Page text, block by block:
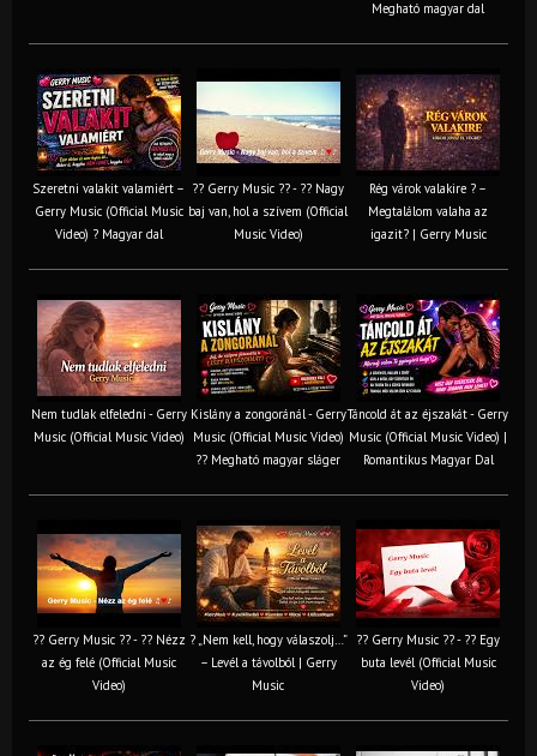
Megható magyar dal
Szeretni valakit valamiért –
Gerry Music (Official Music
Video) ? Magyar dal
?? Gerry Music ?? - ?? Nagy
baj van, hol a szívem (Official
Music Video)
Rég várok valakire ? –
Megtalálom valaha az
igazit? | Gerry Music
Nem tudlak elfeledni - Gerry
Music (Official Music Video)
Kislány a zongoránál - Gerry
Music (Official Music Video)
?? Megható magyar sláger
Táncold át az éjszakát - Gerry
Music (Official Music Video) |
Romantikus Magyar Dal
?? Gerry Music ?? - ?? Nézz
az ég felé (Official Music
Video)
? „Nem kell, hogy válaszolj…”
– Levél a távolból | Gerry
Music
?? Gerry Music ?? - ?? Egy
buta levél (Official Music
Video)